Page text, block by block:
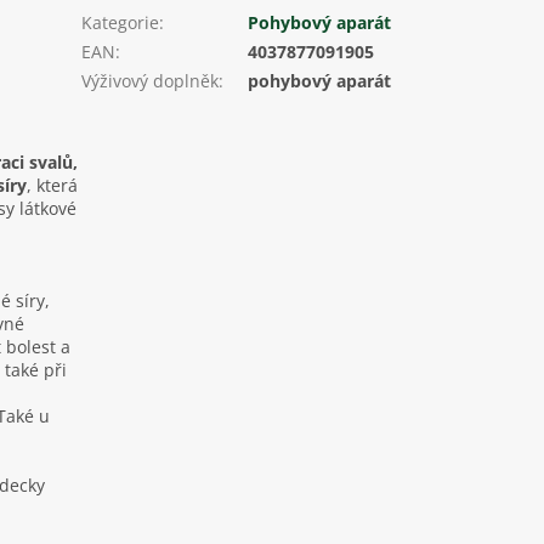
svalů,
, která
látkové
síry,
a
také při
u
Kategorie:
Pohybový aparát
EAN:
4037877091905
Výživový doplněk: pohybový aparát